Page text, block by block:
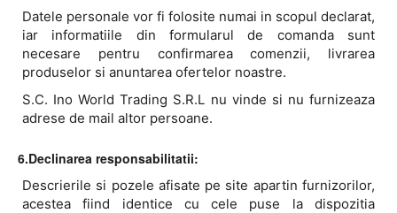
Datele personale vor fi folosite numai in scopul declarat,
iar informatiile din formularul de comanda sunt
necesare pentru confirmarea comenzii, livrarea
produselor si anuntarea ofertelor noastre.
S.C. Ino World Trading S.R.L nu vinde si nu furnizeaza
adrese de mail altor persoane.
6.Declinarea responsabilitatii:
Descrierile si pozele afisate pe site apartin furnizorilor,
acestea fiind identice cu cele puse la dispozitia